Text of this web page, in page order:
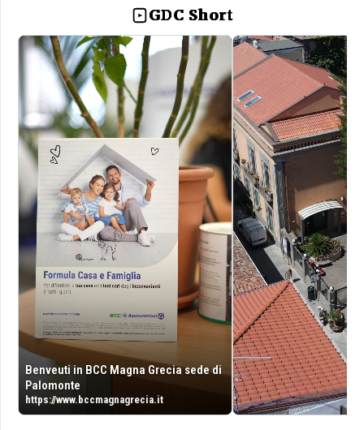
GDC Short
Benveuti in BCC Magna Grecia sede di
Palomonte
https://www.bccmagnagrecia.it